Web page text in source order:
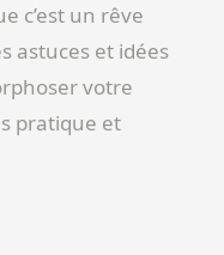
c’est un rêve
astuces et idées
votre
pratique et